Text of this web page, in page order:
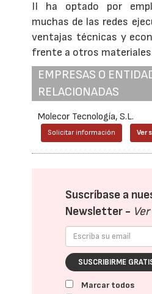
II ha optado por
muchas de las redes
ventajas técnicas y
frente a otros
EMPRESAS O
RELACIONADAS
Molecor Tecnología, S.L.
Solicitar información Ver
Suscríbase a
Newsletter -
SUSCRIBIRME
Marcar todos